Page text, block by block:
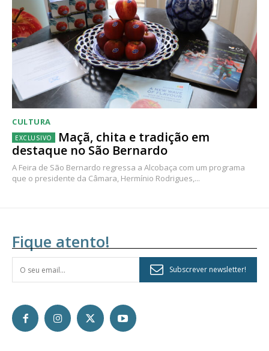
CULTURA
Maçã, chita e tradição em
destaque no São Bernardo
A Feira de São Bernardo regressa a Alcobaça com um programa
que o presidente da Câmara, Hermínio Rodrigues,...
Fique atento!
Subscrever newsletter!